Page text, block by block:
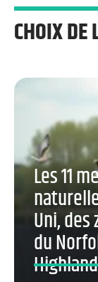
CHOIX DE
Les 11
Uni,
du